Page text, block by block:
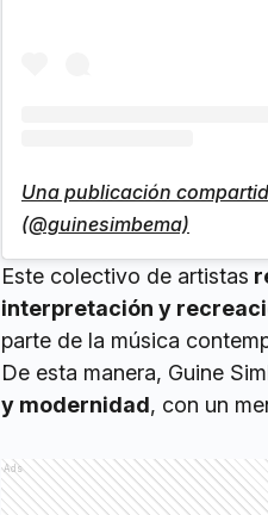
Una publicación
(@guinesimbema)
Este colectivo de artistas
interpretación y
parte de la música
De esta manera, Guine
y modernidad, con un
Ads